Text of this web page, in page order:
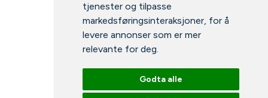
tjenester og tilpasse
markedsføringsinteraksjoner, for å
levere annonser som er mer
relevante for deg.
Godta alle